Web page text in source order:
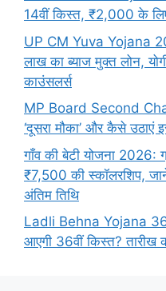
14वीं किस्त, ₹2,000 के
UP CM Yuva Yojana
लाख का ब्याज मुक्त लोन,
काउंसलर्स
MP Board Second
‘दूसरा मौका’ और कैसे उठाएं
गाँव की बेटी योजना 2026:
₹7,500 की स्कॉलरशिप,
अंतिम तिथि
Ladli Behna Yojana
आएगी 36वीं किस्त?